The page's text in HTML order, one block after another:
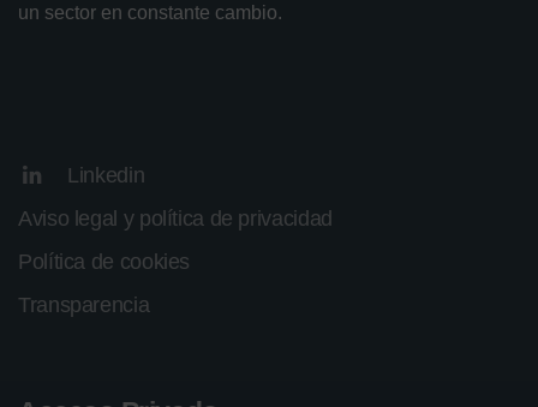
un sector en constante cambio.
Linkedin
Aviso legal y política de privacidad
Política de cookies
Transparencia